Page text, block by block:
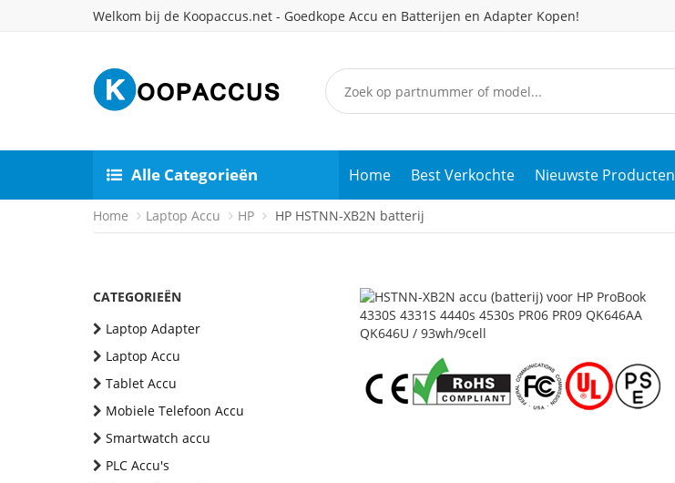
Welkom bij de Koopaccus.net - Goedkope Accu en Batterijen en Adapter Kopen!
Alle Categorieën Home Best Verkochte Nieuwste Producten
Home Laptop Accu HP HP HSTNN-XB2N batterij
CATEGORIEËN
Laptop Adapter
Laptop Accu
Tablet Accu
Mobiele Telefoon Accu
Smartwatch accu
PLC Accu's